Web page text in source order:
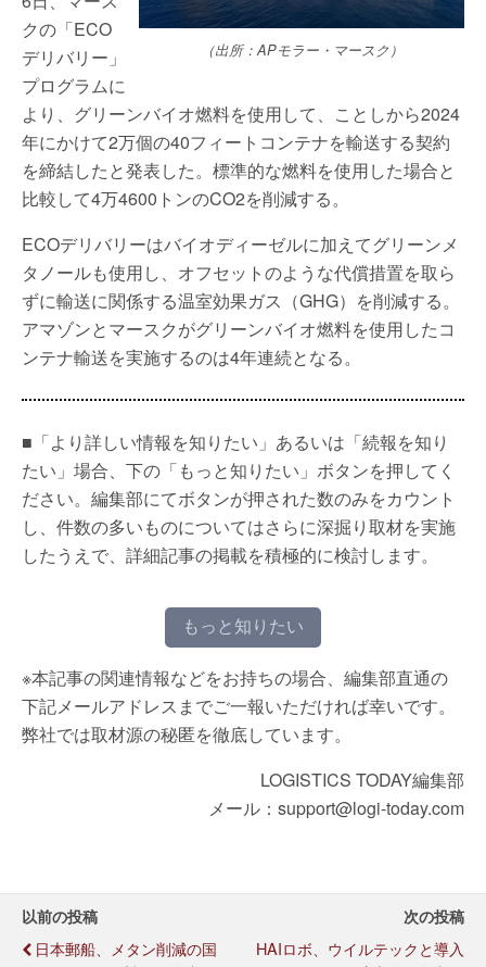
（出所：APモラー・マースク）
クの「ECO
デリバリー」
プログラムに
より、グリーンバイオ燃料を使用して、ことしから2024
年にかけて2万個の40フィートコンテナを輸送する契約
を締結したと発表した。標準的な燃料を使用した場合と
比較して4万4600トンのCO2を削減する。
ECOデリバリーはバイオディーゼルに加えてグリーンメ
タノールも使用し、オフセットのような代償措置を取ら
ずに輸送に関係する温室効果ガス（GHG）を削減する。
アマゾンとマースクがグリーンバイオ燃料を使用したコ
ンテナ輸送を実施するのは4年連続となる。
■「より詳しい情報を知りたい」あるいは「続報を知り
たい」場合、下の「もっと知りたい」ボタンを押してく
ださい。編集部にてボタンが押された数のみをカウント
し、件数の多いものについてはさらに深掘り取材を実施
したうえで、詳細記事の掲載を積極的に検討します。
もっと知りたい
※本記事の関連情報などをお持ちの場合、編集部直通の
下記メールアドレスまでご一報いただければ幸いです。
弊社では取材源の秘匿を徹底しています。
LOGISTICS TODAY編集部
メール：support@logi-today.com
以前の投稿
日本郵船、メタン削減の国
次の投稿
HAIロボ、ウイルテックと導入